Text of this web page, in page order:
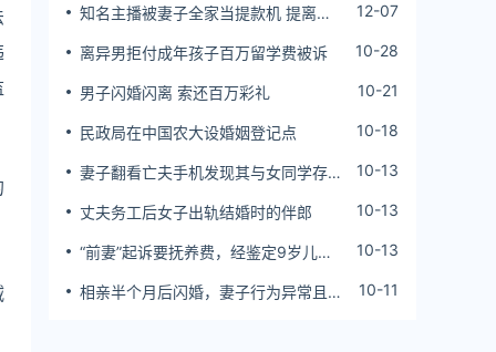
知名主播被妻子全家当提款机 提离婚
12-07
离异男拒付成年孩子百万留学费被诉 10-28
男子闪婚闪离 索还百万彩礼 10-21
民政局在中国农大设婚姻登记点 10-18
妻子翻看亡夫手机发现其与女同学存婚
10-13
丈夫务工后女子出轨结婚时的伴郎 10-13
“前妻”起诉要抚养费，经鉴定9岁儿子
10-13
相亲半个月后闪婚，妻子行为异常且持
10-11